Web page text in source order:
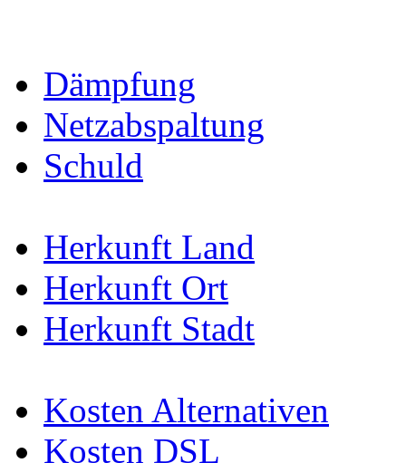
Dämpfung
Netzabspaltung
Schuld
Herkunft Land
Herkunft Ort
Herkunft Stadt
Kosten Alternativen
Kosten DSL